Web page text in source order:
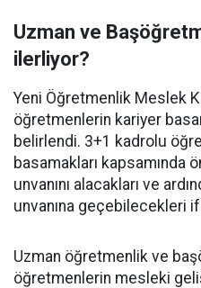
Uzman ve
ilerliyor?
Yeni Öğretmenlik Meslek
öğretmenlerin kariyer
belirlendi. 3+1 kadrolu
basamakları kapsamında
unvanını alacakları ve
unvanına geçebilecekleri
Uzman öğretmenlik ve
öğretmenlerin mesleki